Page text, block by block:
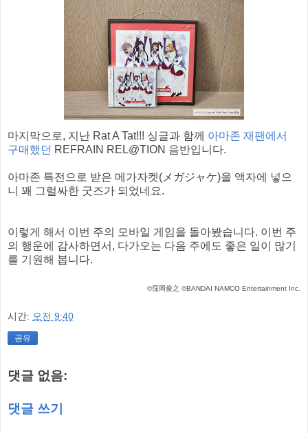
마지막으로, 지난 Rat A Tat!!! 싱글과 함께 아마존 재팬에서
구매했던 REFRAIN REL@TION 음반입니다.
아마존 특전으로 받은 메가자켓(メガジャケ)을 액자에 넣으
니 꽤 그럴싸한 굿즈가 되었네요.
이렇게 해서 이번 주의 모바일 게임을 돌아봤습니다. 이번 주
의 행운에 감사하면서, 다가오는 다음 주에도 좋은 일이 많기
를 기원해 봅니다.
©窪岡俊之 ©BANDAI NAMCO Entertainment Inc.
시간: 오전 9:40
공유
댓글 없음:
댓글 쓰기